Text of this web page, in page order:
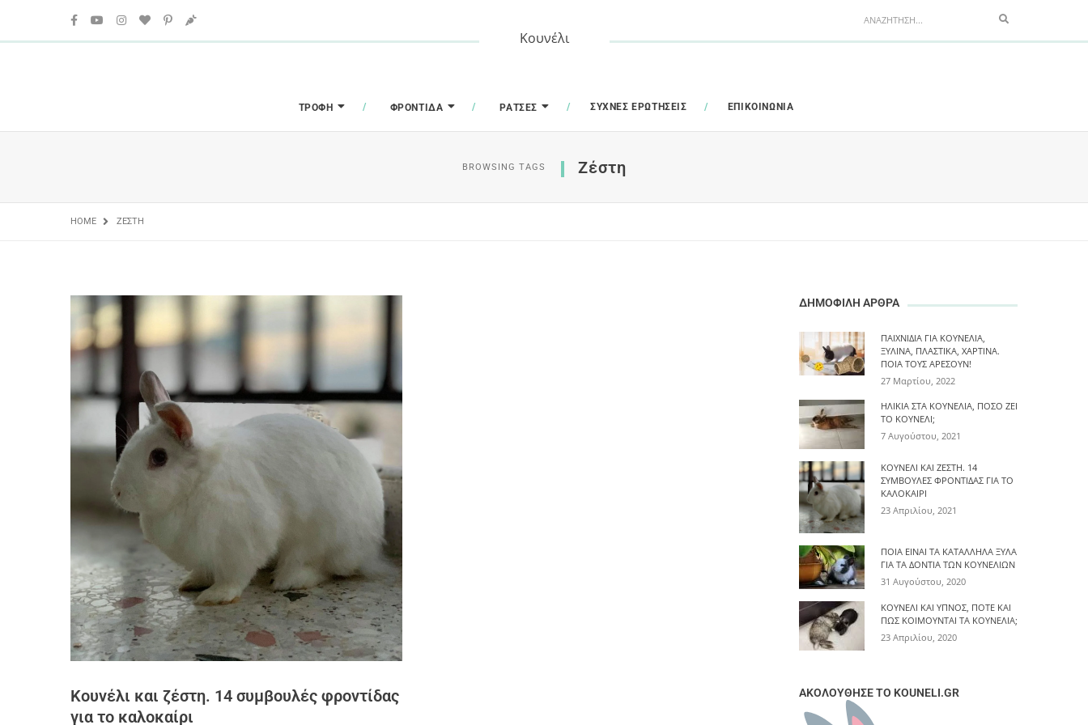
Κουνέλι
Search
ΤΡΟΦΉ ΦΡΟΝΤΊΔΑ ΡΆΤΣΕΣ ΣΥΧΝΈΣ ΕΡΩΤΉΣΕΙΣ ΕΠΙΚΟΙΝΩΝΊΑ
BROWSING TAGS Ζέστη
HOME ΖΈΣΤΗ
Κουνέλι και ζέστη. 14 συμβουλές φροντίδας
για το καλοκαίρι
ΔΗΜΟΦΙΛΗ ΑΡΘΡΑ
ΠΑΙΧΝΊΔΙΑ ΓΙΑ ΚΟΥΝΈΛΙΑ,
ΞΎΛΙΝΑ, ΠΛΑΣΤΙΚΆ, ΧΆΡΤΙΝΑ.
ΠΟΙΑ ΤΟΥΣ ΑΡΈΣΟΥΝ!
27 Μαρτίου, 2022
ΗΛΙΚΊΑ ΣΤΑ ΚΟΥΝΈΛΙΑ, ΠΌΣΟ ΖΕΙ
ΤΟ ΚΟΥΝΈΛΙ;
7 Αυγούστου, 2021
ΚΟΥΝΈΛΙ ΚΑΙ ΖΈΣΤΗ. 14
ΣΥΜΒΟΥΛΈΣ ΦΡΟΝΤΊΔΑΣ ΓΙΑ ΤΟ
ΚΑΛΟΚΑΊΡΙ
23 Απριλίου, 2021
ΠΟΙΑ ΕΊΝΑΙ ΤΑ ΚΑΤΆΛΛΗΛΑ ΞΎΛΑ
ΓΙΑ ΤΑ ΔΌΝΤΙΑ ΤΩΝ ΚΟΥΝΕΛΙΏΝ
31 Αυγούστου, 2020
ΚΟΥΝΈΛΙ ΚΑΙ ΎΠΝΟΣ, ΠΌΤΕ ΚΑΙ
ΠΩΣ ΚΟΙΜΟΎΝΤΑΙ ΤΑ ΚΟΥΝΈΛΙΑ;
23 Απριλίου, 2020
ΑΚΟΛΟΥΘΗΣΕ ΤΟ KOUNELI.GR